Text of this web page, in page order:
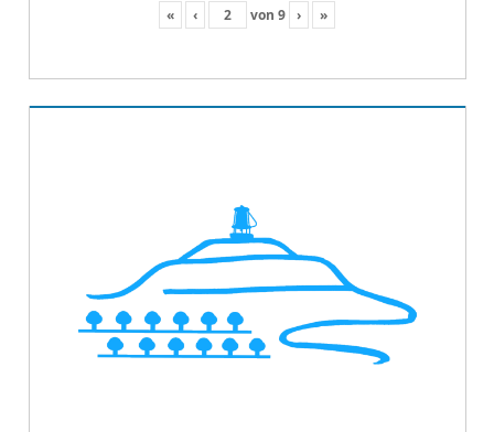
« ‹ von 9 › »